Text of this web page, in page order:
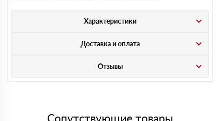
Характеристики
Доставка и оплата
Отзывы
Сопутствующие товары